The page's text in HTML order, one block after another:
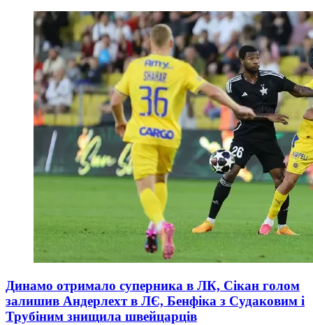
Динамо отримало суперника в ЛК, Сікан голом
залишив Андерлехт в ЛЄ, Бенфіка з Судаковим і
Трубіним знищила швейцарців